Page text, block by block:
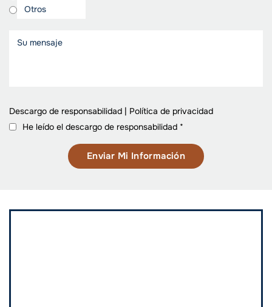
Descargo de responsabilidad | Política de privacidad
He leído el descargo de responsabilidad *